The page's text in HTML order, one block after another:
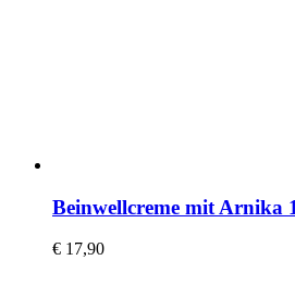
Beinwellcreme mit Arnika
€ 17,90